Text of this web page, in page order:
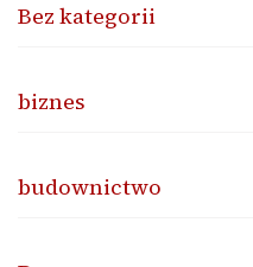
Bez kategorii
biznes
budownictwo